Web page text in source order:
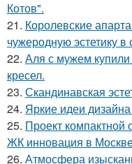
Котов".
21. Королевские
чужеродную эстетику
22. Аля с мужем
кресел.
23. Скандинавская
24. Яркие идеи
25. Проект компактной
ЖК инновация в
26. Атмосфера